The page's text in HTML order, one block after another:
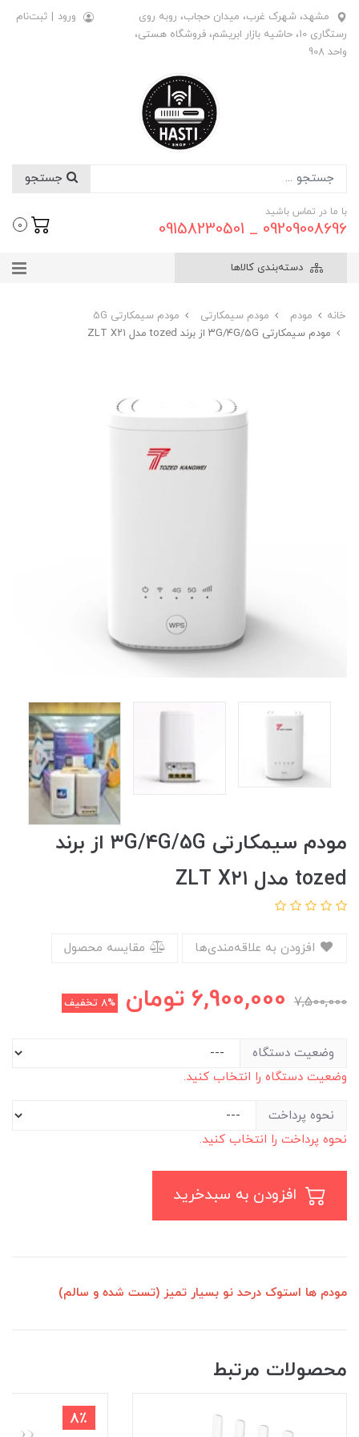
مشهد، شهرک غرب، میدان حجاب، روبه روی
رستگاری 10، حاشیه بازار ابریشم، فروشگاه هستی،
واحد 908
ورود | ثبت‌نام
با ما در تماس باشید
09209008696 _ 09158230501
0
دسته‌بندی کالاها
خانه مودم مودم سیمکارتی
مودم سیمکارتی 5G
مودم سیمکارتی ۳G/۴G/5G از برند tozed مدل ZLT X۲۱
مودم سیمکارتی ۳G/۴G/5G از برند
tozed مدل ZLT X۲۱
مقایسه محصول
7,500,000
6,900,000 تومان 8% تخفیف
وضعیت دستگاه
وضعیت دستگاه را انتخاب کنید.
نحوه پرداخت
نحوه پرداخت را انتخاب کنید.
مودم ها استوک درحد نو بسیار تمیز (تست شده و سالم)
محصولات مرتبط
8٪